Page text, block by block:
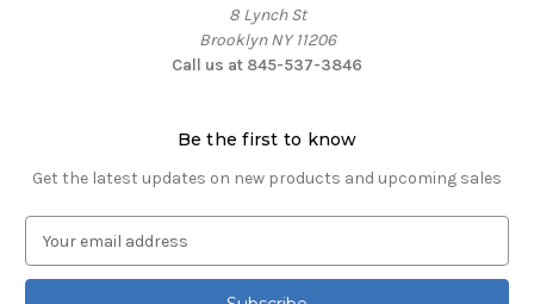
8 Lynch St
Brooklyn NY 11206
Call us at 845-537-3846
Be the first to know
Get the latest updates on new products and upcoming sales
a